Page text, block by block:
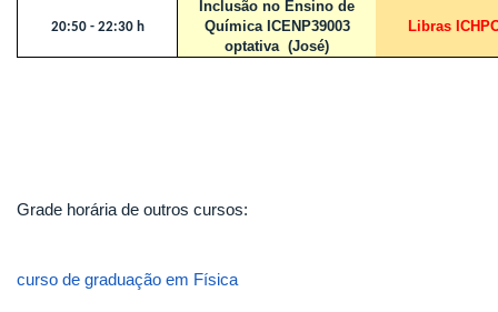
20:50 - 22:30 h
Inclusão no Ensino de
Química ICENP39003
optativa (José)
Libras
Grade horária de outros cursos:
curso de graduação em Física